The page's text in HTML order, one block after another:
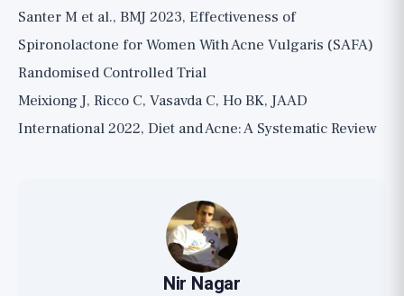
Santer M et al., BMJ 2023, Effectiveness of
Spironolactone for Women With Acne Vulgaris (SAFA)
Randomised Controlled Trial
Meixiong J, Ricco C, Vasavda C, Ho BK, JAAD
International 2022, Diet and Acne: A Systematic Review
Nir Nagar